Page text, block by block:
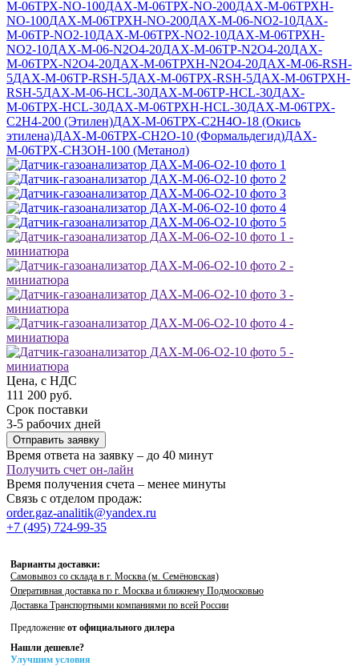
М-06ТРХ-NO-100ДАХ-М-06ТРХ-NO-200ДАХ-М-06ТРХН-
NO-100ДАХ-М-06ТРХН-NO-200ДАХ-М-06-NO2-10ДАХ-
М-06ТР-NO2-10ДАХ-М-06ТРХ-NO2-10ДАХ-М-06ТРХН-
NO2-10ДАХ-М-06-N2O4-20ДАХ-М-06ТР-N2O4-20ДАХ-
М-06ТРХ-N2O4-20ДАХ-М-06ТРХН-N2O4-20ДАХ-М-06-RSH-
5ДАХ-М-06ТР-RSH-5ДАХ-М-06ТРХ-RSH-5ДАХ-М-06ТРХН-
RSH-5ДАХ-М-06-HCL-30ДАХ-М-06ТР-HCL-30ДАХ-
М-06ТРХ-HCL-30ДАХ-М-06ТРХН-HCL-30ДАХ-М-06ТРХ-
C2H4-200 (Этилен)ДАХ-М-06ТРХ-C2H4O-18 (Окись
этилена)ДАХ-М-06ТРХ-CH2O-10 (Формальдегид)ДАХ-
М-06ТРХ-CH3OH-100 (Метанол)
Цена, с НДС
111 200 руб.
Срок поставки
3-5 рабочих дней
Отправить заявку
Время ответа на заявку – до 40 минут
Получить счет он-лайн
Время получения счета – менее минуты
Связь с отделом продаж:
order.gaz-analitik@yandex.ru
+7 (495) 724-99-35
Варианты доставки:
Самовывоз со склада в г. Москва (м. Семёновская)
Оперативная доставка по г. Москва и ближнему Подмосковью
Доставка Транспортными компаниями по всей России
Предложение от официального дилера
Нашли дешевле?
Улучшим условия